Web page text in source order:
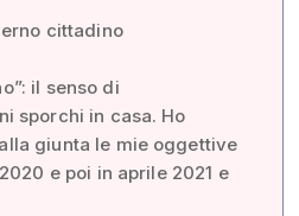
cittadino
il senso di
sporchi in casa. Ho
giunta le mie oggettive
e poi in aprile 2021 e